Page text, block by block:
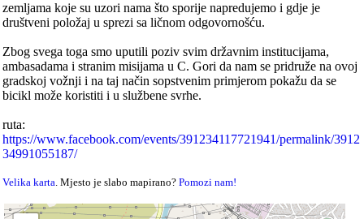
zemljama koje su uzori nama što sporije napredujemo i gdje je
društveni položaj u sprezi sa ličnom odgovornošću.
Zbog svega toga smo uputili poziv svim državnim institucijama,
ambasadama i stranim misijama u C. Gori da nam se pridruže na ovoj
gradskoj vožnji i na taj način sopstvenim primjerom pokažu da se
bicikl može koristiti i u službene svrhe.
ruta:
https://www.facebook.com/events/391234117721941/permalink/3912
34991055187/
Velika karta . Mjesto je slabo mapirano?Pomozi nam!